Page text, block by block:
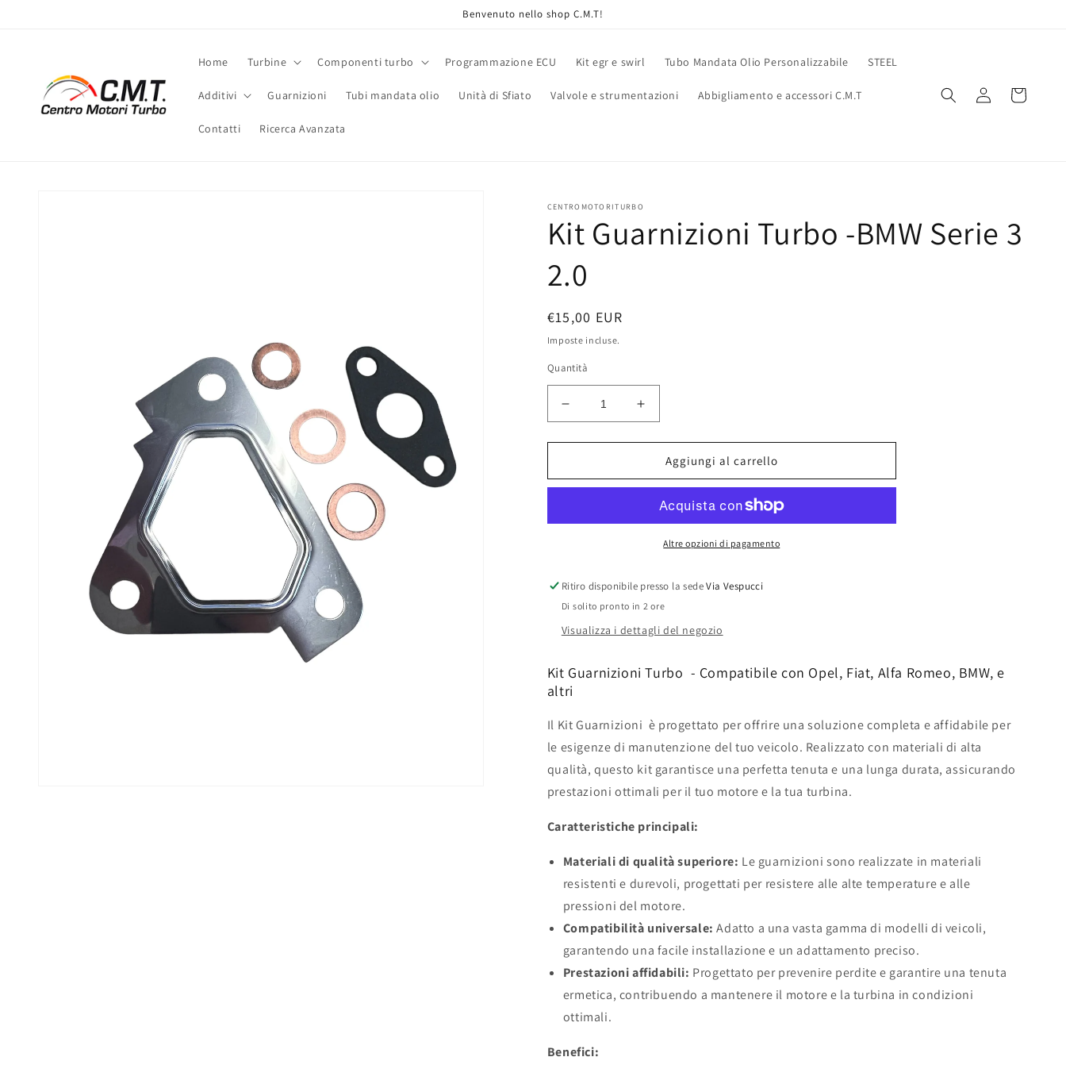
Benvenuto nello shop C.M.T!
Home Turbine Componenti turbo Programmazione ECU Kit egr e swirl Tubo Mandata Olio Personalizzabile STEEL
Additivi Guarnizioni Tubi mandata olio Unità di Sfiato Valvole e strumentazioni Abbigliamento e accessori C.M.T
Contatti Ricerca Avanzata
Accedi Carrello
CENTROMOTORITURBO
Kit Guarnizioni Turbo -BMW Serie 3
2.0
Prezzo
di
listino
€15,00 EUR
Imposte incluse.
Quantità
Diminuisci
quantità
per
Guarnizioni
BMW
Aumenta
quantità
per
Guarnizioni
BMW
Serie
Aggiungi al carrello
Altre opzioni di pagamento
Ritiro disponibile presso la sedeVia Vespucci
Di solito pronto in 2 ore
Visualizza i dettagli del negozio
Kit Guarnizioni Turbo - Compatibile con Opel, Fiat, Alfa Romeo, BMW, e
altri
Il Kit Guarnizioni è progettato per offrire una soluzione completa e affidabile per
le esigenze di manutenzione del tuo veicolo. Realizzato con materiali di alta
qualità, questo kit garantisce una perfetta tenuta e una lunga durata, assicurando
prestazioni ottimali per il tuo motore e la tua turbina.
Caratteristiche principali:
Materiali di qualità superiore: Le guarnizioni sono realizzate in materiali
resistenti e durevoli, progettati per resistere alle alte temperature e alle
pressioni del motore.
Compatibilità universale: Adatto a una vasta gamma di modelli di veicoli,
garantendo una facile installazione e un adattamento preciso.
Prestazioni affidabili: Progettato per prevenire perdite e garantire una tenuta
ermetica, contribuendo a mantenere il motore e la turbina in condizioni
ottimali.
Benefici: